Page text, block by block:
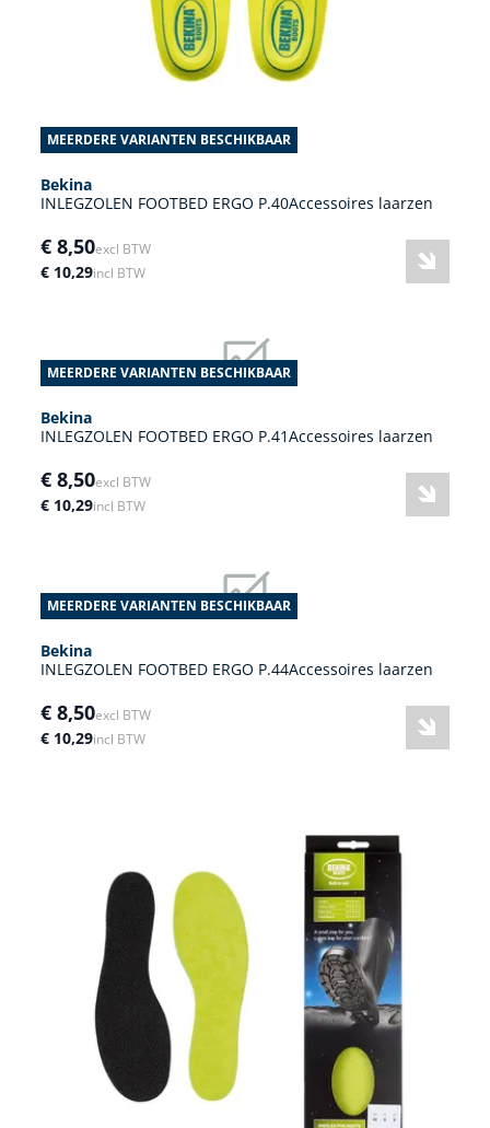
MEERDERE VARIANTEN BESCHIKBAAR
Bekina
INLEGZOLEN FOOTBED ERGO P.40Accessoires laarzen
€ 8,50excl BTW
€ 10,29incl BTW
MEERDERE VARIANTEN BESCHIKBAAR
Bekina
INLEGZOLEN FOOTBED ERGO P.41Accessoires laarzen
€ 8,50excl BTW
€ 10,29incl BTW
MEERDERE VARIANTEN BESCHIKBAAR
Bekina
INLEGZOLEN FOOTBED ERGO P.44Accessoires laarzen
€ 8,50excl BTW
€ 10,29incl BTW